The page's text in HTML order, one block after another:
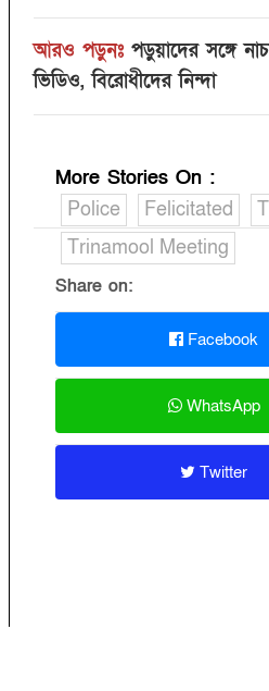
আরও পড়ুনঃ পড়ুয়াদের সঙ্গে
ভিডিও, বিরোধীদের নিন্দা
More Stories On :
Police
Felicitated
Trinamool Meeting
Share on:
Facebook
WhatsApp
Twitter